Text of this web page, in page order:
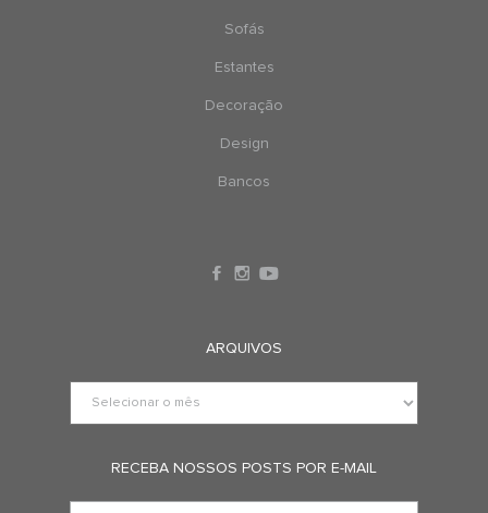
Sofás
Estantes
Decoração
Design
Bancos
ARQUIVOS
RECEBA NOSSOS POSTS POR E-MAIL